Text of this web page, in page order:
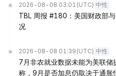
2026-08-08 03:01 (UTC) 中性
TBL 周报 #180：美国财政部
况
2026-08-08 01:39 (UTC) 中性
7月非农就业数据未能为美联储
称，9月是否加息仍取决于通胀